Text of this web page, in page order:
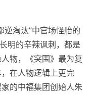
逆淘汰”中官场怪胎的
明的辛辣讽刺，都是
物，《突围》最为复
在人物逻辑上更完
的中福集团创始人朱